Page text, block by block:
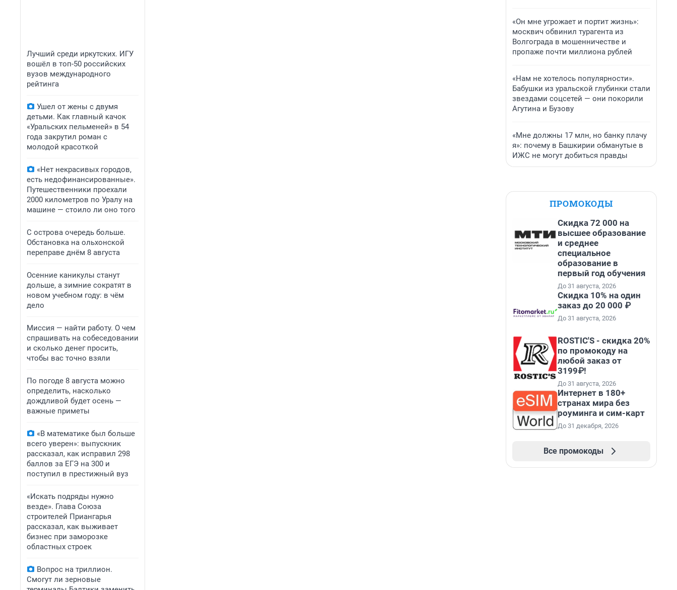
Лучший среди иркутских. ИГУ
вошёл в топ-50 российских
вузов международного
рейтинга
Ушел от жены с двумя
детьми. Как главный качок
«Уральских пельменей» в 54
года закрутил роман с
молодой красоткой
«Нет некрасивых городов,
есть недофинансированные».
Путешественники проехали
2000 километров по Уралу на
машине — стоило ли оно того
С острова очередь больше.
Обстановка на ольхонской
переправе днём 8 августа
Осенние каникулы станут
дольше, а зимние сократят в
новом учебном году: в чём
дело
Миссия — найти работу. О чем
спрашивать на собеседовании
и сколько денег просить,
чтобы вас точно взяли
По погоде 8 августа можно
определить, насколько
дождливой будет осень —
важные приметы
«В математике был больше
всего уверен»: выпускник
рассказал, как исправил 298
баллов за ЕГЭ на 300 и
поступил в престижный вуз
«Искать подряды нужно
везде». Глава Союза
строителей Приангарья
рассказал, как выживает
бизнес при заморозке
областных строек
Вопрос на триллион.
Смогут ли зерновые
«Он мне угрожает и портит жизнь»:
москвич обвинил турагента из
Волгограда в мошенничестве и
пропаже почти миллиона рублей
«Нам не хотелось популярности».
Бабушки из уральской глубинки стали
звездами соцсетей — они покорили
Агутина и Бузову
«Мне должны 17 млн, но банку плачу
я»: почему в Башкирии обманутые в
ИЖС не могут добиться правды
ПРОМОКОДЫ
Скидка 72 000 на
высшее образование
и среднее
специальное
образование в
первый год обучения
До 31 августа, 2026
Скидка 10% на один
заказ до 20 000 ₽
До 31 августа, 2026
ROSTIC'S - скидка 20%
по промокоду на
любой заказ от
3199₽!
До 31 августа, 2026
Интернет в 180+
странах мира без
роуминга и сим-карт
До 31 декабря, 2026
Все промокоды